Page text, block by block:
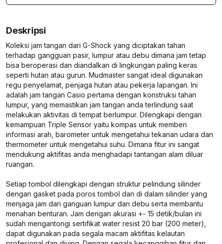
Deskripsi
Koleksi jam tangan dari G-Shock yang diciptakan tahan
terhadap gangguan pasir, lumpur atau debu dimana jam tetap
bisa beroperasi dan diandalkan di lingkungan paling keras
seperti hutan atau gurun. Mudmaster sangat ideal digunakan
regu penyelamat, penjaga hutan atau pekerja lapangan. Ini
adalah jam tangan Casio pertama dengan konstruksi tahan
lumpur, yang memastikan jam tangan anda terlindung saat
melakukan aktivitas di tempat berlumpur. Dilengkapi dengan
kemampuan Triple Sensor yaitu kompas untuk memberi
informasi arah, barometer untuk mengetahui tekanan udara dan
thermometer untuk mengetahui suhu. Dimana fitur ini sangat
mendukung aktifitas anda menghadapi tantangan alam diluar
ruangan.
Setiap tombol dilengkapi dengan struktur pelindung silinder
dengan gasket pada poros tombol dan di dalam silinder yang
menjaga jam dari ganguan lumpur dan debu serta membantu
menahan benturan. Jam dengan akurasi +- 15 detik/bulan ini
sudah mengantongi sertifikat water resist 20 bar (200 meter),
dapat digunakan pada segala macam aktifitas kelautan